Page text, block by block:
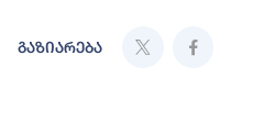
გაზიარება